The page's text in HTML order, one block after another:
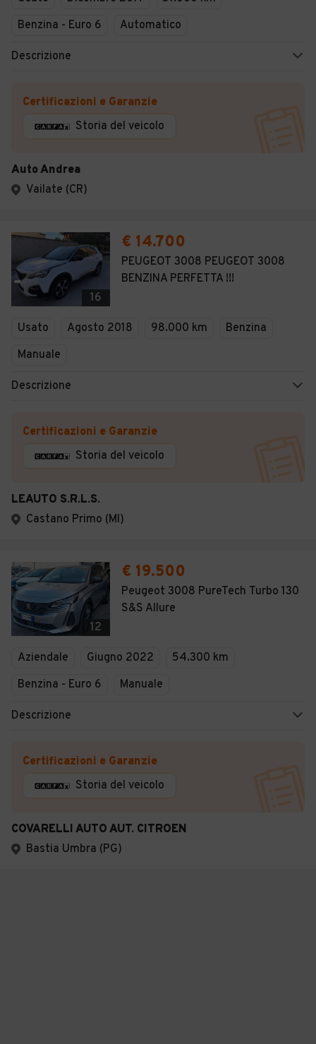
Benzina - Euro 6
Automatico
Descrizione
Certificazioni e Garanzie
Storia del veicolo
Auto Andrea
Vailate (CR)
16
€ 14.700
PEUGEOT 3008 PEUGEOT 3008
BENZINA PERFETTA !!!
Usato Agosto 2018 98.000 km
Benzina
Manuale
Descrizione
Certificazioni e Garanzie
Storia del veicolo
LEAUTO S.R.L.S.
Castano Primo (MI)
12
€ 19.500
Peugeot 3008 PureTech Turbo 130
S&S Allure
Aziendale Giugno 2022
54.300 km
Benzina - Euro 6
Manuale
Descrizione
Certificazioni e Garanzie
Storia del veicolo
COVARELLI AUTO AUT. CITROEN
Bastia Umbra (PG)